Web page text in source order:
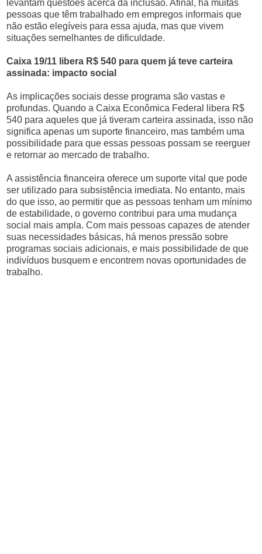
levantam questões acerca da inclusão. Afinal, há muitas
pessoas que têm trabalhado em empregos informais que
não estão elegíveis para essa ajuda, mas que vivem
situações semelhantes de dificuldade.
Caixa 19/11 libera R$ 540 para quem já teve carteira
assinada: impacto social
As implicações sociais desse programa são vastas e
profundas. Quando a Caixa Econômica Federal libera R$
540 para aqueles que já tiveram carteira assinada, isso não
significa apenas um suporte financeiro, mas também uma
possibilidade para que essas pessoas possam se reerguer
e retornar ao mercado de trabalho.
A assistência financeira oferece um suporte vital que pode
ser utilizado para subsistência imediata. No entanto, mais
do que isso, ao permitir que as pessoas tenham um mínimo
de estabilidade, o governo contribui para uma mudança
social mais ampla. Com mais pessoas capazes de atender
suas necessidades básicas, há menos pressão sobre
programas sociais adicionais, e mais possibilidade de que
indivíduos busquem e encontrem novas oportunidades de
trabalho.